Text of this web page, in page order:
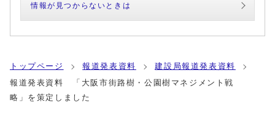
情報が見つからないときは
トップページ 報道発表資料
建設局報道発表資料
報道発表資料 「大阪市街路樹・公園樹マネジメント戦
略」を策定しました